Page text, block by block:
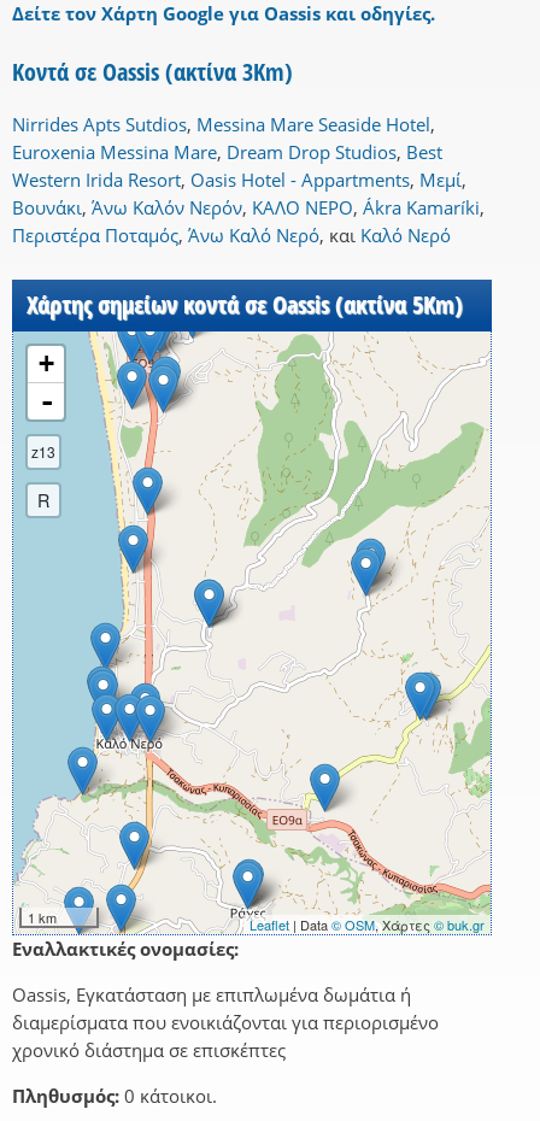
Δείτε τον Χάρτη Google για Oassis και οδηγίες.
Κοντά σε Oassis (ακτίνα 3Km)
Nirrides Apts Sutdios, Messina Mare Seaside Hotel,
Euroxenia Messina Mare, Dream Drop Studios, Best
Western Irida Resort, Oasis Hotel - Appartments, Μεμί,
Βουνάκι, Άνω Καλόν Νερόν, ΚΑΛΟ ΝΕΡΟ, Ákra Kamaríki,
Περιστέρα Ποταμός, Άνω Καλό Νερό, και Καλό Νερό
Χάρτης σημείων κοντά σε Oassis (ακτίνα 5Km)
+
-
z13
R
1 km Leaflet | Data© OSM, Χάρτες © buk.gr
Εναλλακτικές ονομασίες:
Oassis, Εγκατάσταση με επιπλωμένα δωμάτια ή
διαμερίσματα που ενοικιάζονται για περιορισμένο
χρονικό διάστημα σε επισκέπτες
Πληθυσμός: 0 κάτοικοι.